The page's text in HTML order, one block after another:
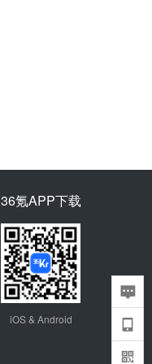
36氪APP下载
iOS & Android